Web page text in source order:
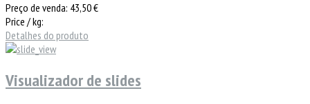
Preço de venda: 43,50 €
Price / kg:
Detalhes do produto
Visualizador de slides